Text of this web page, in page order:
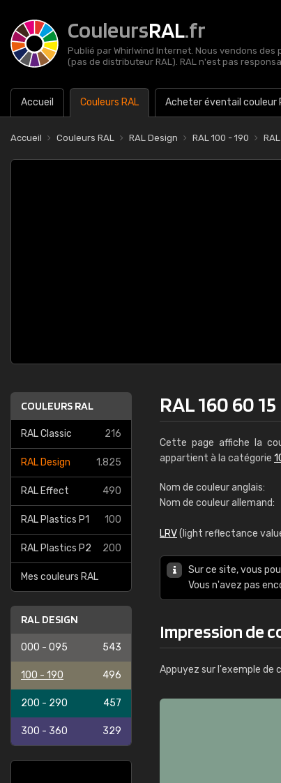
CouleursRAL.fr
Publié par Whirlwind Internet. Nous vendons des
(pas de distributeur RAL). RAL n'est pas
Accueil Couleurs RAL Acheter éventail couleur
Accueil Couleurs RAL RAL Design RAL 100 - 190
COULEURS RAL
RAL Classic 216
RAL Design 1.825
RAL Effect 490
RAL Plastics P1 100
RAL Plastics P2 200
Mes couleurs RAL
RAL DESIGN
000 - 095 543
100 - 190 496
200 - 290 457
300 - 360 329
RAL 160 60
Cette page affiche la
appartient à la catégorie
Nom de couleur anglais:
Nom de couleur allemand:
LRV(light reflectance
Sur ce site, vous
Vous n'avez pas
Impression de
Appuyez sur l'exemple de